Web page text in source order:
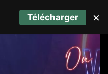
Télécharger ×